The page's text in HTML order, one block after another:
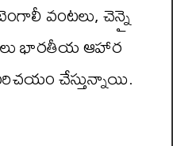
వంటలు, చెన్నై
భారతీయ ఆహార
చేస్తున్నాయి.